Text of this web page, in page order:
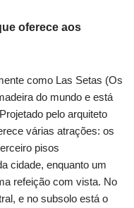
oferece aos
como Las Setas (Os
do mundo e está
pelo arquiteto
várias atrações: os
pisos
cidade, enquanto um
refeição com vista. No
e no subsolo está o